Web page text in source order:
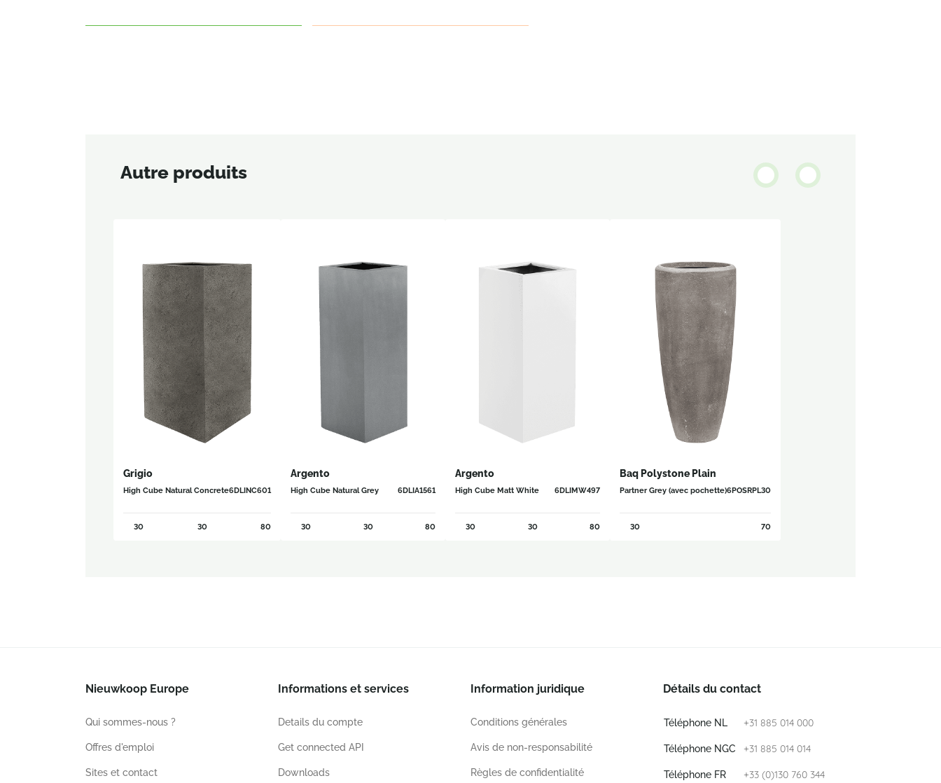
Autre produits
Grigio
High Cube Natural Concrete6DLINC601
30 30 80
Argento
High Cube Natural Grey 6DLIA1561
30 30 80
Argento
High Cube Matt White 6DLIMW497
30 30 80
Baq Polystone Plain
Partner Grey (avec pochette)6POSRPL30
30 70
Nieuwkoop Europe
Qui sommes-nous ?
Offres d'emploi
Sites et contact
Informations et services
Details du compte
Get connected API
Downloads
Information juridique
Conditions générales
Avis de non-responsabilité
Règles de confidentialité
Détails du contact
Téléphone NL +31 885 014 000
Téléphone NGC +31 885 014 014
Téléphone FR +33 (0)130 760 344